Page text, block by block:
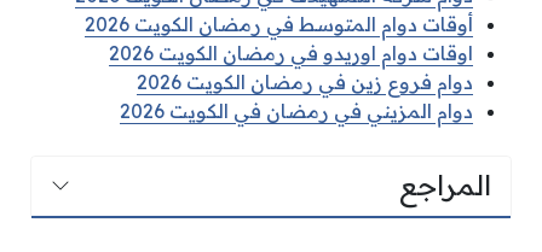
أوقات دوام المتوسط في رمضان الكويت 2026
اوقات دوام اوريدو في رمضان الكويت 2026
دوام فروع زين في رمضان الكويت 2026
دوام المزيني في رمضان في الكويت 2026
المراجع